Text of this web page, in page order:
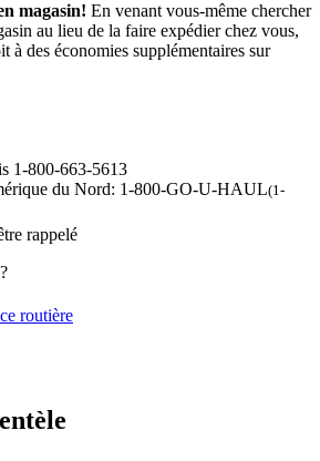
magasin! En venant vous-même chercher
au lieu de la faire expédier chez vous,
à des économies supplémentaires sur
1-800-663-5613
du Nord: 1-800-GO-U-HAUL(1-
rappelé
routière